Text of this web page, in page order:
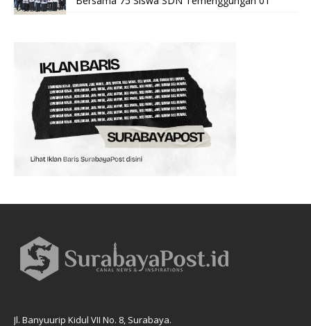
Jl. Banyuurip Kidul VII No. 8, Surabaya.